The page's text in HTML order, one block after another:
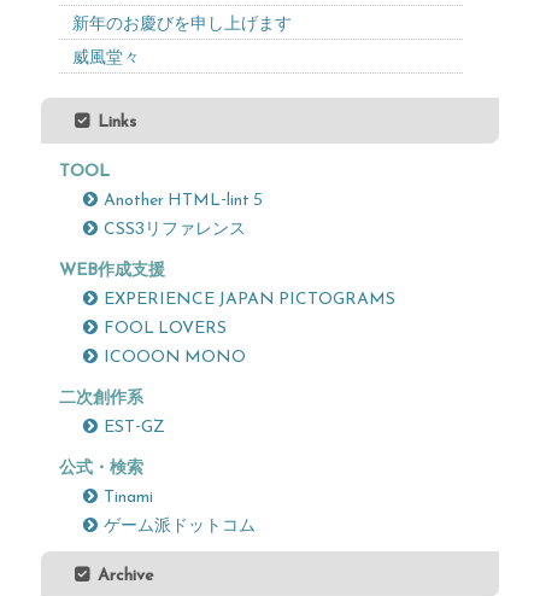
新年のお慶びを申し上げます
威風堂々
Links
TOOL
Another HTML-lint 5
CSS3リファレンス
WEB作成支援
EXPERIENCE JAPAN PICTOGRAMS
FOOL LOVERS
ICOOON MONO
二次創作系
EST-GZ
公式・検索
Tinami
ゲーム派ドットコム
Archive